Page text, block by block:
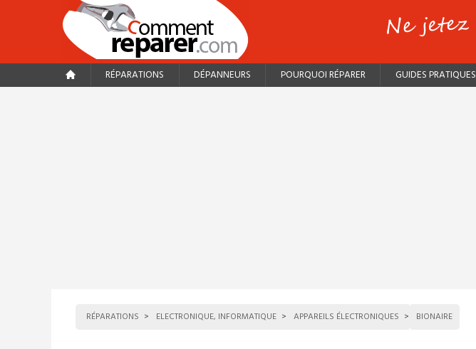
RÉPARATIONS DÉPANNEURS POURQUOI RÉPARER GUIDES PRATIQUES
RÉPARATIONS ELECTRONIQUE, INFORMATIQUE APPAREILS ÉLECTRONIQUES BIONAIRE